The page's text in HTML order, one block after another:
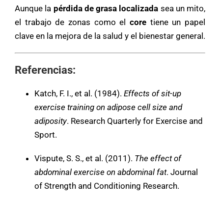
Aunque la pérdida de grasa localizada sea un mito,
el trabajo de zonas como el core tiene un papel
clave en la mejora de la salud y el bienestar general.
Referencias:
Katch, F. I., et al. (1984). Effects of sit-up
exercise training on adipose cell size and
adiposity. Research Quarterly for Exercise and
Sport.
Vispute, S. S., et al. (2011). The effect of
abdominal exercise on abdominal fat. Journal
of Strength and Conditioning Research.